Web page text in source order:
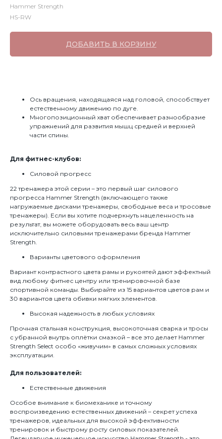
Hammer Strength
HS-RW
ДОБАВИТЬ В КОРЗИНУ
Ось вращения, находящаяся над головой, способствует
естественному движению по дуге.
Многопозиционный хват обеспечивает разнообразие
упражнений для развития мышц средней и верхней
части спины.
Для фитнес-клубов:
Силовой прогресс
22 тренажера этой серии – это первый шаг силового
прогресса Hammer Strength (включающего также
нагружаемые дисками тренажеры, свободные веса и тросовые
тренажеры). Если вы хотите подчеркнуть нацеленность на
результат, вы можете оборудовать весь ваш центр
исключительно силовыми тренажерами бренда Hammer
Strength.
Варианты цветового оформления
Вариант контрастного цвета рамы и рукоятей дают эффектный
вид любому фитнес центру или тренировочной базе
спортивной команды. Выбирайте из 15 вариантов цветов рам и
30 вариантов цвета обивки мягких элементов.
Высокая надежность в любых условиях
Прочная стальная конструкция, высокоточная сварка и тросы
с убранной внутрь оплётки смазкой – все это делает Hammer
Strength Select особо «живучим» в самых сложных условиях
эксплуатации.
Для пользователей:
Естественные движения
Особое внимание к биомеханике и точному
воспроизведению естественных движений – секрет успеха
тренажеров, идеальных для высокой эффективности
тренировок и быстрому росту силовых показателей.